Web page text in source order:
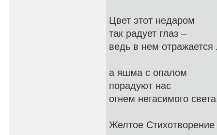
Цвет этот недаром
так радует глаз –
ведь в нем отражается
а яшма с опалом
порадуют нас
огнем негасимого
Желтое Стихотворение